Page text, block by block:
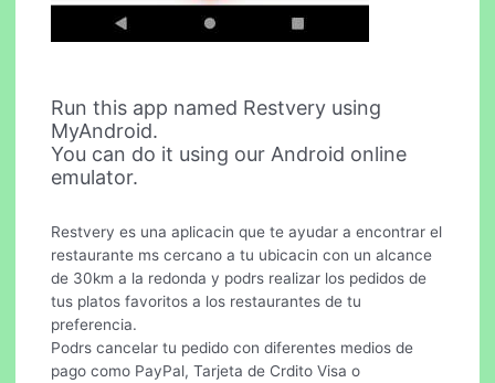
Run this app named Restvery using
MyAndroid.
You can do it using our Android online
emulator.
Restvery es una aplicacin que te ayudar a encontrar el
restaurante ms cercano a tu ubicacin con un alcance
de 30km a la redonda y podrs realizar los pedidos de
tus platos favoritos a los restaurantes de tu
preferencia.
Podrs cancelar tu pedido con diferentes medios de
pago como PayPal, Tarjeta de Crdito Visa o